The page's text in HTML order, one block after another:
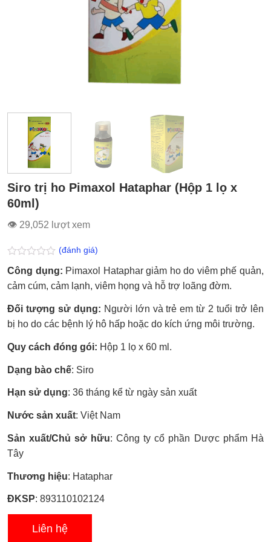
Siro trị ho Pimaxol Hataphar (Hộp 1 lọ x
60ml)
👁 29,052 lượt xem
Được
xếp
hạng
5
sao
(đánh giá)
Công dụng: Pimaxol Hataphar giảm ho do viêm phế quản,
cảm cúm, cảm lạnh, viêm họng và hỗ trợ loãng đờm.
Đối tượng sử dụng: Người lớn và trẻ em từ 2 tuổi trở lên
bị ho do các bệnh lý hô hấp hoặc do kích ứng môi trường.
Quy cách đóng gói: Hộp 1 lọ x 60 ml.
Dạng bào chế: Siro
Hạn sử dụng: 36 tháng kể từ ngày sản xuất
Nước sản xuất: Việt Nam
Sản xuất/Chủ sở hữu: Công ty cổ phần Dược phẩm Hà
Tây
Thương hiệu: Hataphar
ĐKSP: 893110102124
Liên hệ